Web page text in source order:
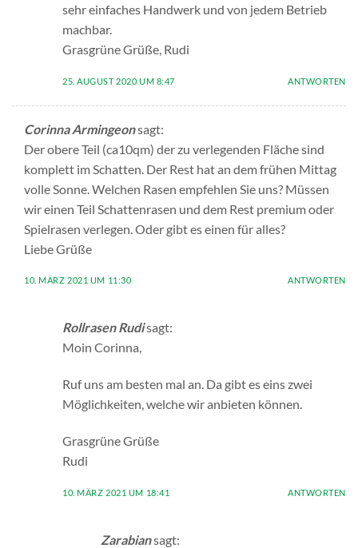
sehr einfaches Handwerk und von jedem Betrieb
machbar.
Grasgrüne Grüße, Rudi
25. AUGUST 2020 UM 8:47 ANTWORTEN
Corinna Armingeonsagt:
Der obere Teil (ca10qm) der zu verlegenden Fläche sind
komplett im Schatten. Der Rest hat an dem frühen Mittag
volle Sonne. Welchen Rasen empfehlen Sie uns? Müssen
wir einen Teil Schattenrasen und dem Rest premium oder
Spielrasen verlegen. Oder gibt es einen für alles?
Liebe Grüße
10. MÄRZ 2021 UM 11:30 ANTWORTEN
Rollrasen Rudisagt:
Moin Corinna,
Ruf uns am besten mal an. Da gibt es eins zwei
Möglichkeiten, welche wir anbieten können.
Grasgrüne Grüße
Rudi
10. MÄRZ 2021 UM 18:41 ANTWORTEN
Zarabiansagt: